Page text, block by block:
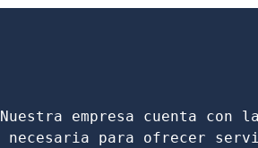
Nuestra empresa cuenta con
necesaria para ofrecer